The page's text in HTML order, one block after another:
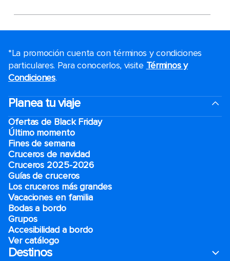
*La promoción cuenta con términos y condiciones
particulares. Para conocerlos, visite Términos y
Condiciones.
Planea tu viaje
Ofertas de Black Friday
Último momento
Fines de semana
Cruceros de navidad
Cruceros 2025-2026
Guías de cruceros
Los cruceros más grandes
Vacaciones en familia
Bodas a bordo
Grupos
Accesibilidad a bordo
Ver catálogo
Destinos